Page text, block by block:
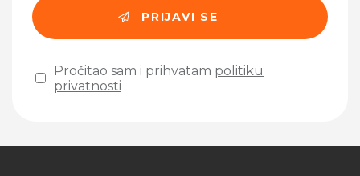
Pročitao sam i prihvatam politiku
privatnosti